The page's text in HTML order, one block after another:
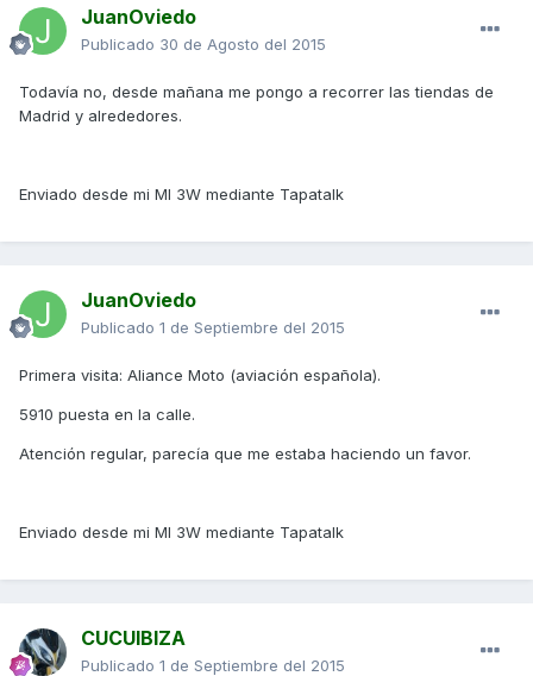
JuanOviedo
Publicado 30 de Agosto del 2015
Todavía no, desde mañana me pongo a recorrer las tiendas de
Madrid y alrededores.
Enviado desde mi MI 3W mediante Tapatalk
JuanOviedo
Publicado 1 de Septiembre del 2015
Primera visita: Aliance Moto (aviación española).
5910 puesta en la calle.
Atención regular, parecía que me estaba haciendo un favor.
Enviado desde mi MI 3W mediante Tapatalk
CUCUIBIZA
Publicado 1 de Septiembre del 2015